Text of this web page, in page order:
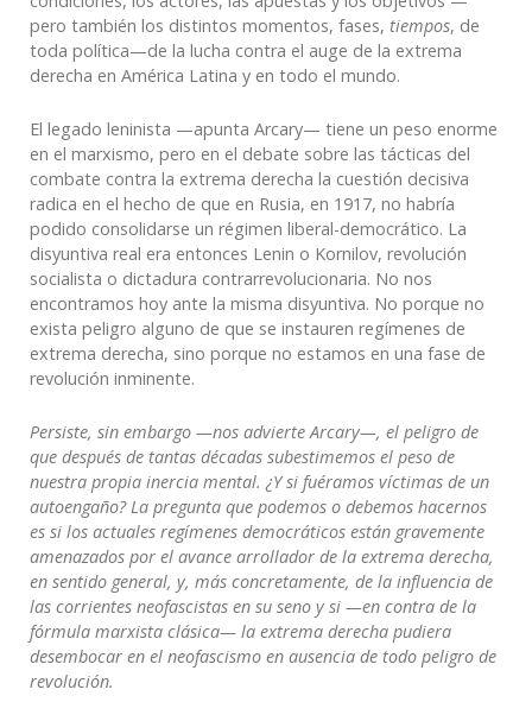
pero también los distintos momentos, fases, tiempos, de
toda política—de la lucha contra el auge de la extrema
derecha en América Latina y en todo el mundo.
El legado leninista —apunta Arcary— tiene un peso enorme
en el marxismo, pero en el debate sobre las tácticas del
combate contra la extrema derecha la cuestión decisiva
radica en el hecho de que en Rusia, en 1917, no habría
podido consolidarse un régimen liberal-democrático. La
disyuntiva real era entonces Lenin o Kornilov, revolución
socialista o dictadura contrarrevolucionaria. No nos
encontramos hoy ante la misma disyuntiva. No porque no
exista peligro alguno de que se instauren regímenes de
extrema derecha, sino porque no estamos en una fase de
revolución inminente.
Persiste, sin embargo —nos advierte Arcary—, el peligro de
que después de tantas décadas subestimemos el peso de
nuestra propia inercia mental. ¿Y si fuéramos víctimas de un
autoengaño? La pregunta que podemos o debemos hacernos
es si los actuales regímenes democráticos están gravemente
amenazados por el avance arrollador de la extrema derecha,
en sentido general, y, más concretamente, de la influencia de
las corrientes neofascistas en su seno y si —en contra de la
fórmula marxista clásica— la extrema derecha pudiera
desembocar en el neofascismo en ausencia de todo peligro de
revolución.